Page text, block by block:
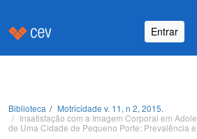
Entrar
Biblioteca
Motricidade v. 11, n 2, 2015.
Insatisfação com a Imagem Corporal em
de Uma Cidade de Pequeno Porte: Prevalência